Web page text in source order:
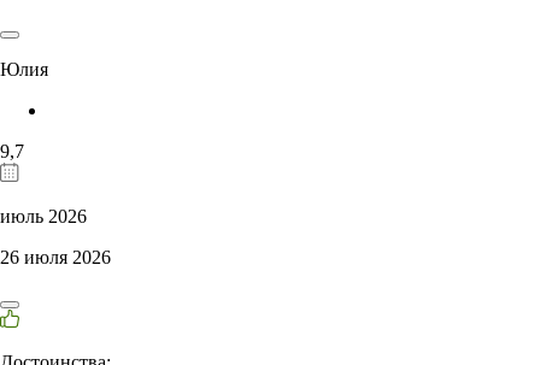
Юлия
9,7
июль 2026
26 июля 2026